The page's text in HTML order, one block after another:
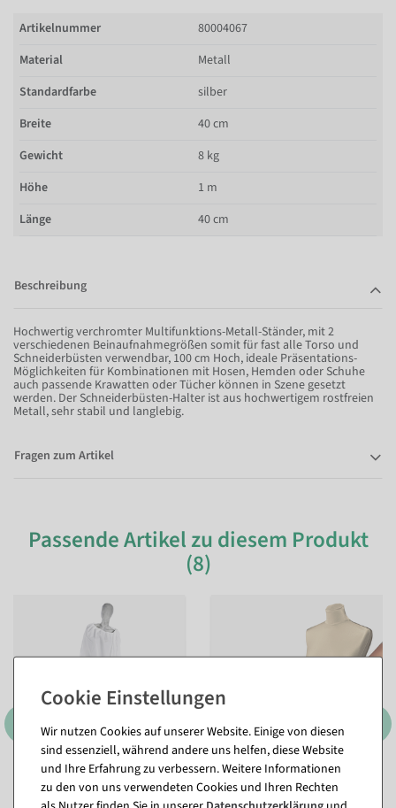
Artikelnummer
80004067
Material
Metall
Standardfarbe
silber
Breite
40 cm
Gewicht
8 kg
Höhe
1 m
Länge
40 cm
Beschreibung
Hochwertig verchromter Multifunktions-Metall-Ständer, mit 2
verschiedenen Beinaufnahmegrößen somit für fast alle Torso und
Schneiderbüsten verwendbar, 100 cm Hoch, ideale Präsentations-
Möglichkeiten für Kombinationen mit Hosen, Hemden oder Schuhe
auch passende Krawatten oder Tücher können in Szene gesetzt
werden. Der Schneiderbüsten-Halter ist aus hochwertigem rostfreien
Metall, sehr stabil und langlebig.
Fragen zum Artikel
Passende Artikel zu diesem Produkt
(8)
Schutzhülle für Mannequins
Sofort versandfähig.
Ersatzbezug für Damen-
Schneiderbüste, 70 cm lang,
Wir nutzen Cookies auf unserer Website. Einige von diesen
sind essenziell, während andere uns helfen, diese Website
und Ihre Erfahrung zu verbessern. Weitere Informationen
zu den von uns verwendeten Cookies und Ihren Rechten